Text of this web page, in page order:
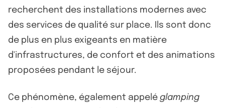
recherchent des installations modernes avec
des services de qualité sur place. Ils sont donc
de plus en plus exigeants en matière
d'infrastructures, de confort et des animations
proposées pendant le séjour.
Ce phénomène, également appelé glamping